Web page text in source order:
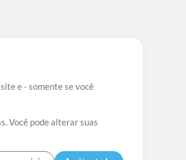
e - somente se você
Você pode alterar suas